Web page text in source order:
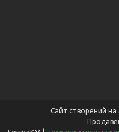
Сайт створений на